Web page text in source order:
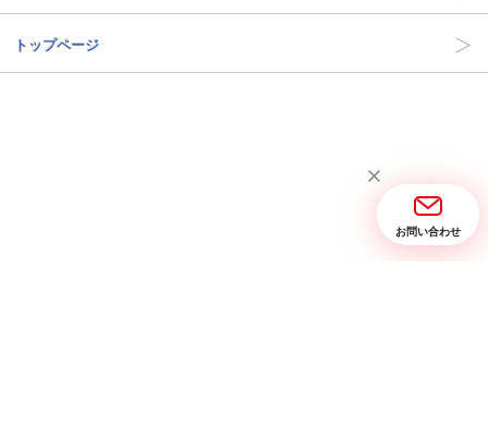
トップページ
お問い合わせ